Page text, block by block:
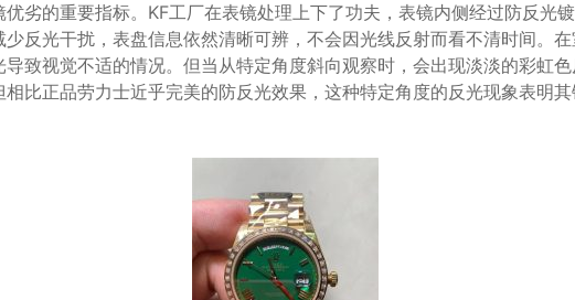
优劣的重要指标。KF工厂在表镜处理上下了功夫，表镜内侧经过防反光
少反光干扰，表盘信息依然清晰可辨，不会因光线反射而看不清时间。
致视觉不适的情况。但当从特定角度斜向观察时，会出现淡淡的彩虹
相比正品劳力士近乎完美的防反光效果，这种特定角度的反光现象表明